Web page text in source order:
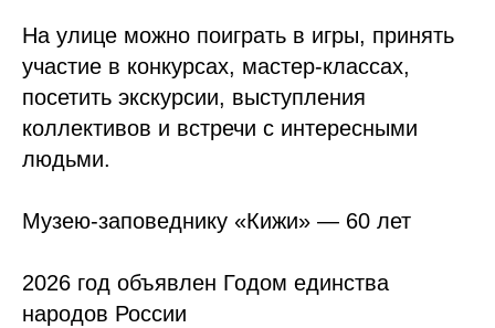
На улице можно поиграть в игры, принять
участие в конкурсах, мастер-классах,
посетить экскурсии, выступления
коллективов и встречи с интересными
людьми.
Музею-заповеднику «Кижи» — 60 лет
2026 год объявлен Годом единства
народов России